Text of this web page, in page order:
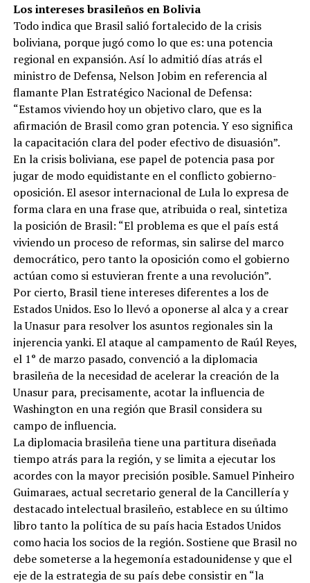
Los intereses brasileños en Bolivia
Todo indica que Brasil salió fortalecido de la crisis
boliviana, porque jugó como lo que es: una potencia
regional en expansión. Así lo admitió días atrás el
ministro de Defensa, Nelson Jobim en referencia al
flamante Plan Estratégico Nacional de Defensa:
“Estamos viviendo hoy un objetivo claro, que es la
afirmación de Brasil como gran potencia. Y eso significa
la capacitación clara del poder efectivo de disuasión”.
En la crisis boliviana, ese papel de potencia pasa por
jugar de modo equidistante en el conflicto gobierno-
oposición. El asesor internacional de Lula lo expresa de
forma clara en una frase que, atribuida o real, sintetiza
la posición de Brasil: “El problema es que el país está
viviendo un proceso de reformas, sin salirse del marco
democrático, pero tanto la oposición como el gobierno
actúan como si estuvieran frente a una revolución”.
Por cierto, Brasil tiene intereses diferentes a los de
Estados Unidos. Eso lo llevó a oponerse al alca y a crear
la Unasur para resolver los asuntos regionales sin la
injerencia yanki. El ataque al campamento de Raúl Reyes,
el 1° de marzo pasado, convenció a la diplomacia
brasileña de la necesidad de acelerar la creación de la
Unasur para, precisamente, acotar la influencia de
Washington en una región que Brasil considera su
campo de influencia.
La diplomacia brasileña tiene una partitura diseñada
tiempo atrás para la región, y se limita a ejecutar los
acordes con la mayor precisión posible. Samuel Pinheiro
Guimaraes, actual secretario general de la Cancillería y
destacado intelectual brasileño, establece en su último
libro tanto la política de su país hacia Estados Unidos
como hacia los socios de la región. Sostiene que Brasil no
debe someterse a la hegemonía estadounidense y que el
eje de la estrategia de su país debe consistir en “la